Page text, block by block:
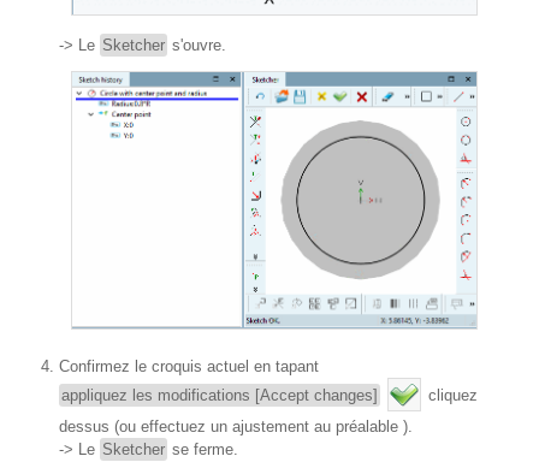
-> Le Sketcher s'ouvre.
Confirmez le croquis actuel en tapant
appliquez les modifications [Accept changes]
cliquez
dessus (ou effectuez un ajustement au préalable ).
-> Le Sketcher se ferme.